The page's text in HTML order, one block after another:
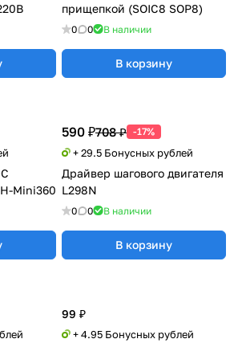
прищепкой (SOIC8 SOP8)
0 0 В наличии
В корзину
Mini360
590 ₽708 ₽ -17%
+ 29.5 Бонусных рублей
Драйвер шагового двигателя
L298N
0 0 В наличии
В корзину
99 ₽
+ 4.95 Бонусных рублей